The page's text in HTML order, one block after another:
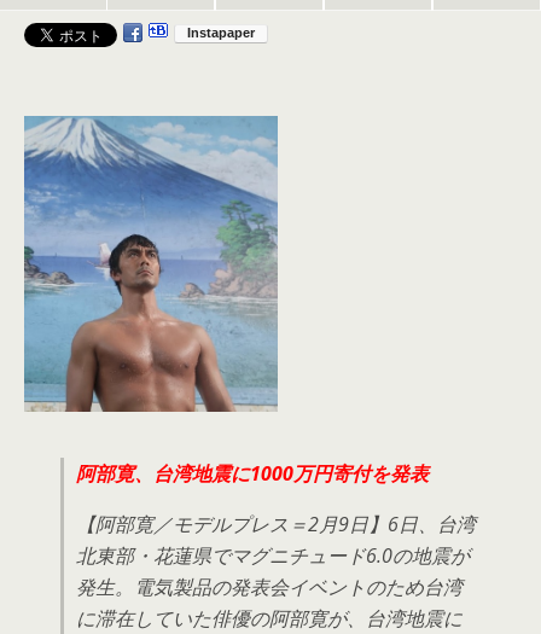
阿部寛、台湾地震に1000万円寄付を発表
【阿部寛／モデルプレス＝2月9日】6日、台湾
北東部・花蓮県でマグニチュード6.0の地震が
発生。電気製品の発表会イベントのため台湾
に滞在していた俳優の阿部寛が、台湾地震に